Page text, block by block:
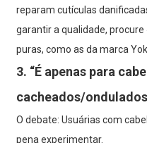
reparam cutículas
garantir a qualidade,
puras, como as da marca
3. “É apenas para
cacheados/
O debate: Usuárias com
pena experimentar.